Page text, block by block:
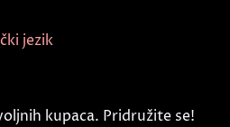
jezik
kupaca. Pridružite se!